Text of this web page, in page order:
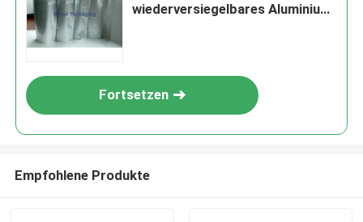
wiederversiegelbares Aluminium
Fortsetzen
Empfohlene Produkte